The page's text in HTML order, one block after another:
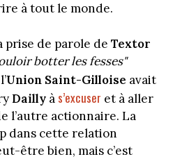
à tout le monde.
prise de parole de Textor
botter les fesses"
Union Saint-Gilloise avait
Daillyàs’excuser et à aller
l’autre actionnaire. La
dans cette relation
être bien, mais c’est